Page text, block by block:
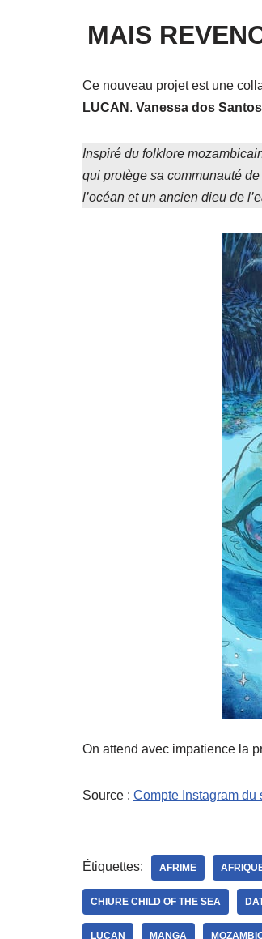
MAIS
Ce nouveau projet est une
LUCAN . Vanessa dos Santos
Inspiré du folklore
qui protège sa communauté
l’océan et un ancien dieu de
On attend avec impatience la
Source : Compte Instagram du
Étiquettes: AFRIME
CHIURE CHILD OF THE SEA
LUCAN MANGA